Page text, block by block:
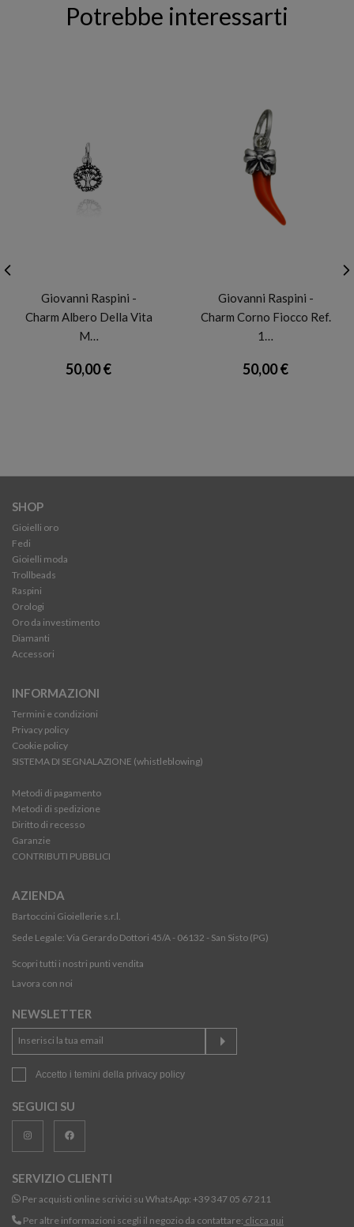
Potrebbe interessarti
Giovanni Raspini -
Charm Albero Della Vita
M…
50,00 €
Giovanni Raspini -
Charm Corno Fiocco Ref.
1…
50,00 €
SHOP
Gioielli oro
Fedi
Gioielli moda
Trollbeads
Raspini
Orologi
Oro da investimento
Diamanti
Accessori
INFORMAZIONI
Termini e condizioni
Privacy policy
Cookie policy
SISTEMA DI SEGNALAZIONE (whistleblowing)
Metodi di pagamento
Metodi di spedizione
Diritto di recesso
Garanzie
CONTRIBUTI PUBBLICI
AZIENDA
Bartoccini Gioiellerie s.r.l.
Sede Legale: Via Gerardo Dottori 45/A - 06132 - San Sisto (PG)
Scopri tutti i nostri punti vendita
Lavora con noi
NEWSLETTER
Accetto i temini della privacy policy
SEGUICI SU
SERVIZIO CLIENTI
Per acquisti online scrivici su WhatsApp: +39 347 05 67 211
Per altre informazioni scegli il negozio da contattare: clicca qui